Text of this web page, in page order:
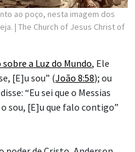
ao poço, nesta imagem dos
| The Church of Jesus Christ of
a Luz do Mundo, Ele
[E]u sou” (João 8:58); ou
“Eu sei que o Messias
o sou, [E]u que falo contigo”